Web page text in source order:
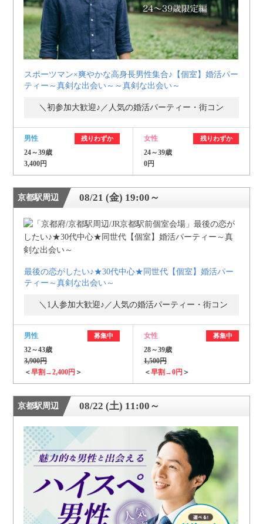
スポーツマン×爽やかな高身長男性集合♪【個室】婚活パー
ティー～真剣な出会い～～真剣な出会い～
＼初参加大歓迎♪／人気の婚活パーティー・街コン
男性 残りわずか
24～39歳
3,400円
女性 残りわずか
24～39歳
0円
京都駅周辺 08/21 (金) 19:00～
最後の恋がしたい♪★30代中心★同世代【個室】婚活パー
ティー～真剣な出会い～
＼1人参加大歓迎♪／人気の婚活パーティー・街コン
男性 募集中
32～43歳
3,900円
＜早割→2,400円 ＞
女性 募集中
28～39歳
1,500円
＜早割→0円 ＞
京都駅周辺 08/22 (土) 11:00～